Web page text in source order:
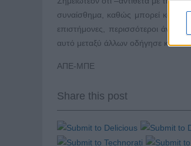
συναίσθημα, καθώς μπορεί
επιστήμονες, περισσότεροι
αυτό μεταξύ άλλων οδήγησε και σε
ΑΠΕ-ΜΠΕ
Share this post